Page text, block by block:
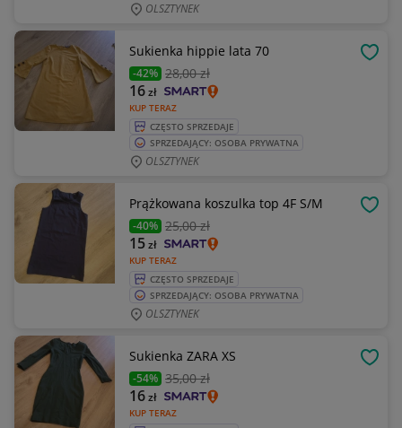
OLSZTYNEK
Sukienka hippie lata 70
-42% 28,00 zł
KUP TERAZ
16zł
CZĘSTO SPRZEDAJE
SPRZEDAJĄCY: OSOBA PRYWATNA
OLSZTYNEK
Prążkowana koszulka top 4F S/M
-40% 25,00 zł
KUP TERAZ
15zł
CZĘSTO SPRZEDAJE
SPRZEDAJĄCY: OSOBA PRYWATNA
OLSZTYNEK
Sukienka ZARA XS
-54% 35,00 zł
KUP TERAZ
16zł